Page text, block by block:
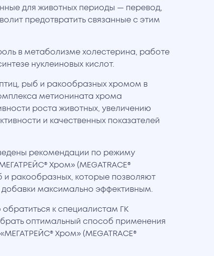
для животных периоды — перевод,
предотвратить связанные с этим
в метаболизме холестерина, работе
нуклеиновых кислот.
рыб и ракообразных хромом в
метионината хрома
роста животных, увеличению
и качественных показателей
рекомендации по режиму
Хром» (MEGATRACE®
и ракообразных, которые позволяют
максимально эффективным.
к специалистам ГК
оптимальный способ применения
Хром» (MEGATRACE®